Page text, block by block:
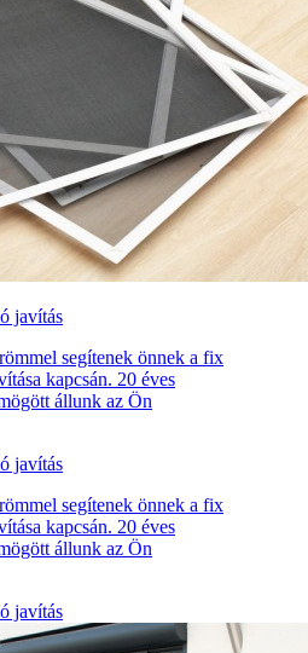
javítás
segítenek önnek a fix
kapcsán. 20 éves
állunk az Ön
javítás
segítenek önnek a fix
kapcsán. 20 éves
állunk az Ön
javítás